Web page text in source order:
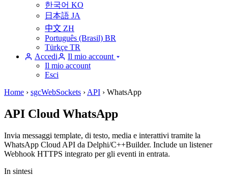
한국어 KO
日本語 JA
中文 ZH
Português (Brasil) BR
Türkçe TR
Accedi
Il mio account
Il mio account
Esci
Home › sgcWebSockets › API › WhatsApp
API Cloud WhatsApp
Invia messaggi template, di testo, media e interattivi tramite la
WhatsApp Cloud API da Delphi/C++Builder. Include un listener
Webhook HTTPS integrato per gli eventi in entrata.
In sintesi